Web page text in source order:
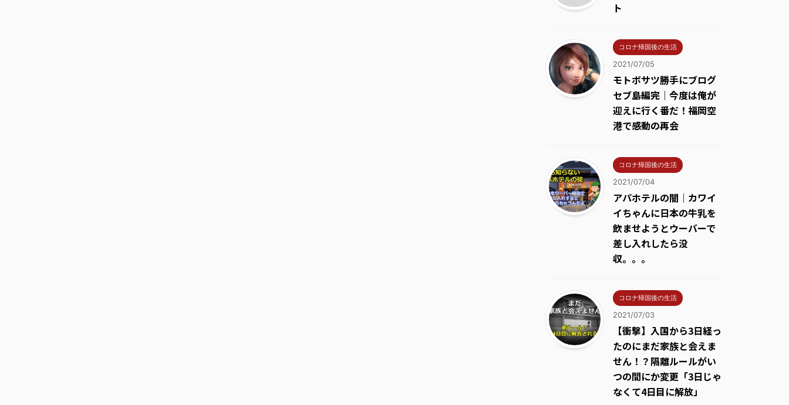
ト
コロナ帰国後の生活
2021/07/05
モトボサツ勝手にブログ
セブ島編完｜今度は俺が
迎えに行く番だ！福岡空
港で感動の再会
コロナ帰国後の生活
2021/07/04
アパホテルの闇｜カワイ
イちゃんに日本の牛乳を
飲ませようとウーバーで
差し入れしたら没
収。。。
コロナ帰国後の生活
2021/07/03
【衝撃】入国から3日経っ
たのにまだ家族と会えま
せん！？隔離ルールがい
つの間にか変更「3日じゃ
なくて4日目に解放」